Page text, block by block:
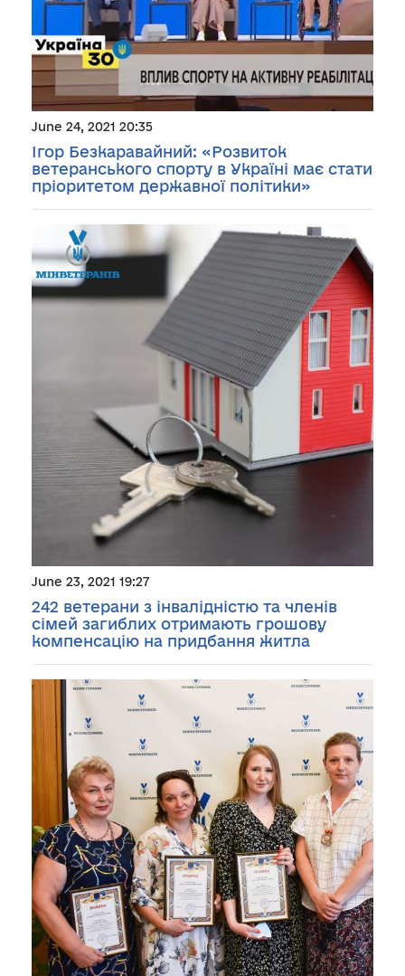
June 24, 2021 20:35
Ігор Безкаравайний: «Розвиток
ветеранського спорту в Україні має стати
пріоритетом державної політики»
June 23, 2021 19:27
242 ветерани з інвалідністю та членів
сімей загиблих отримають грошову
компенсацію на придбання житла